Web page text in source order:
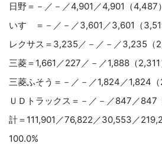
日野＝－／－／4,901／4,901（4,487
いすゞ＝－／－／3,601／3,601（
レクサス＝3,235／－／－／3,235（
三菱＝1,661／227／－／1,888（
三菱ふそう＝－／－／1,824／1,824
ＵＤトラックス＝－／－／847／847
計＝111,901／76,822／30,553／
100.0%